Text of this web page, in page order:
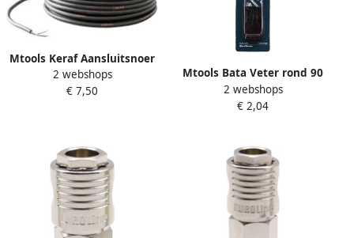
Mtools Keraf Aansluitsnoer
3 meter 2 x 1 5 mm² H07RN-
F kl. II recht |
2 webshops
€ 7,50
Mtools Bata Veter rond 90
cm zwart-bruin W |
2 webshops
€ 2,04